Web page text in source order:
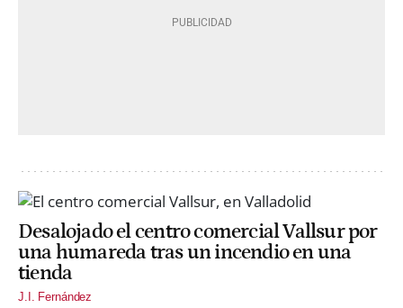
Desalojado el centro comercial Vallsur por
una humareda tras un incendio en una
tienda
J.I. Fernández